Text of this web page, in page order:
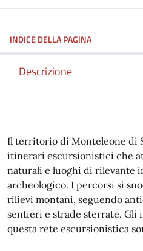
INDICE DELLA PAGINA
Descrizione
Il territorio di Monteleone di
itinerari escursionistici che
naturali e luoghi di rilevante
archeologico. I percorsi si
rilievi montani, seguendo
sentieri e strade sterrate.
questa rete escursionistica